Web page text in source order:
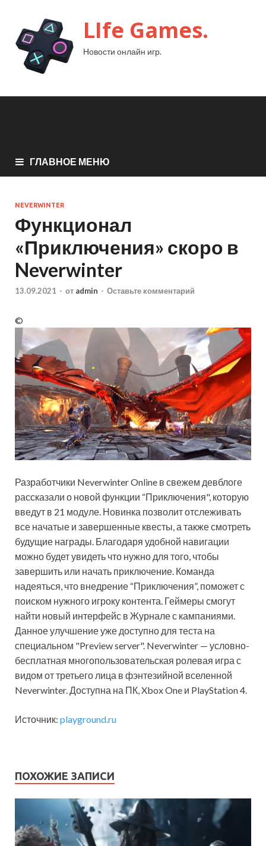
LIfe Games.
Новости онлайн игр.
ГЛАВНОЕ МЕНЮ
NEVERWINTER
Функционал
«Приключения» скоро в
Neverwinter
13.09.2021 - от admin - Оставьте комментарий
©
Разработчики Neverwinter Online в свежем девблоге
рассказали о новой функции “Приключения", которую
введут в 21 модуле. Новинка позволит отслеживать
все начатые и завершенные квесты, а также смотреть
будущие награды. Благодаря удобной навигации
можно будет увидеть что нужно для того, чтобы
завершить или начать приключение. Команда
надеяться, что внедрение “Приключения”, поможет с
поиском нужного игроку контента. Геймеры смогут
найти новый интерфейс в Журнале с кампаниями.
Данное улучшение уже доступно для теста на
специальном "Preview server". Neverwinter — условно-
бесплатная многопользовательская ролевая игра с
видом от третьего лица в фэнтезийной вселенной
Neverwinter. Доступна на ПК, Xbox One и PlayStation 4.
Источник: playground.ru
ПОХОЖИЕ ЗАПИСИ